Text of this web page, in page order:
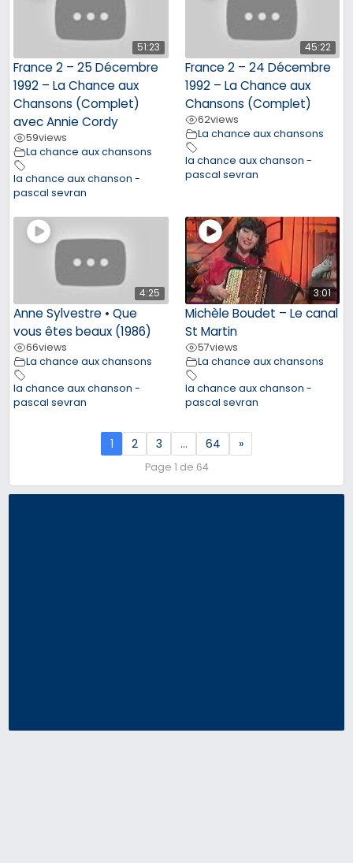
51:23
France 2 – 25 Décembre
1992 – La Chance aux
Chansons (Complet)
avec Annie Cordy
59views
La chance aux chansons
la chance aux chanson -
pascal sevran
45:22
France 2 – 24 Décembre
1992 – La Chance aux
Chansons (Complet)
62views
La chance aux chansons
la chance aux chanson -
pascal sevran
4:25
Anne Sylvestre • Que
vous êtes beaux (1986)
66views
La chance aux chansons
la chance aux chanson -
pascal sevran
3:01
Michèle Boudet – Le canal
St Martin
57views
La chance aux chansons
la chance aux chanson -
pascal sevran
1 2 3 … 64 »
Page 1 de 64